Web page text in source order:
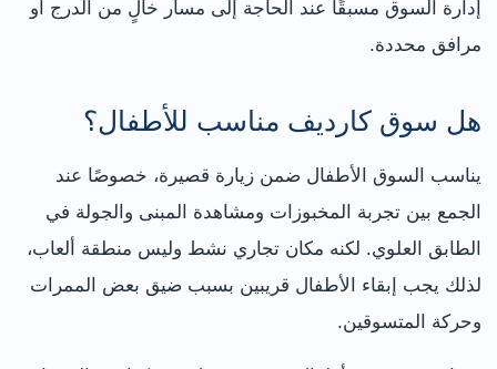
إدارة السوق مسبقًا عند الحاجة إلى مسار خالٍ من الدرج أو
مرافق محددة.
هل سوق كارديف مناسب للأطفال؟
يناسب السوق الأطفال ضمن زيارة قصيرة، خصوصًا عند
الجمع بين تجربة المخبوزات ومشاهدة المبنى والجولة في
الطابق العلوي. لكنه مكان تجاري نشط وليس منطقة ألعاب،
لذلك يجب إبقاء الأطفال قريبين بسبب ضيق بعض الممرات
وحركة المتسوقين.